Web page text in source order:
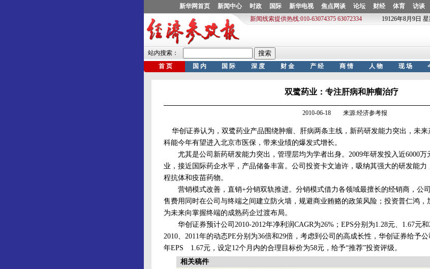
双鹭药业：专注肝病和肿瘤治疗
2010-06-18 来源:经济参考报
华创证券认为，双鹭药业产品围绕肿瘤、肝病两条主线，新药研发能力突出，未来
科能今年有望进入北京市医保，带来业绩的爆发式增长。
尤其是公司新药研发能力突出，管理层均为学者出身。2009年研发投入近6000万
业，接近国际药企水平，产品储备丰富。公司投资卡文迪许，吸纳其强大的研发能力
程抗体和疫苗药物。
营销模式改善，直销+分销双轨推进。分销模式借力各领域最擅长的经销商，公
售费用同时在公司与终端之间建立防火墙，规避商业贿赂的政策风险；投资普仁鸿，
为未来向掌握终端的成熟药企过渡布局。
华创证券预计公司2010-2012年净利润CAGR为26%；EPS分别为1.28元、1.67元
2010、2011年的动态PE分别为36倍和29倍，考虑到公司的高成长性，华创证券给予公
年EPS 1.67元，设定12个月内的合理目标价为58元，给予“推荐”投资评级。
相关稿件